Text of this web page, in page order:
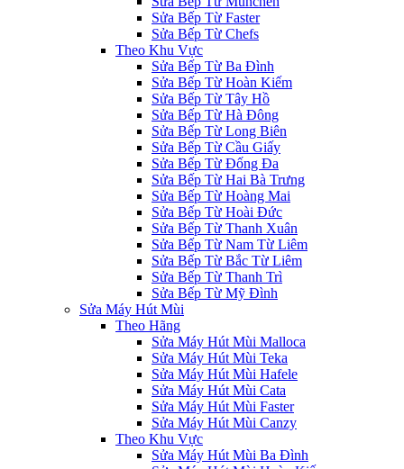
Sửa Bếp Từ Faster
Sửa Bếp Từ Chefs
Theo Khu Vực
Sửa Bếp Từ Ba Đình
Sửa Bếp Từ Hoàn Kiếm
Sửa Bếp Từ Tây Hồ
Sửa Bếp Từ Hà Đông
Sửa Bếp Từ Long Biên
Sửa Bếp Từ Cầu Giấy
Sửa Bếp Từ Đống Đa
Sửa Bếp Từ Hai Bà Trưng
Sửa Bếp Từ Hoàng Mai
Sửa Bếp Từ Hoài Đức
Sửa Bếp Từ Thanh Xuân
Sửa Bếp Từ Nam Từ Liêm
Sửa Bếp Từ Bắc Từ Liêm
Sửa Bếp Từ Thanh Trì
Sửa Bếp Từ Mỹ Đình
Sửa Máy Hút Mùi
Theo Hãng
Sửa Máy Hút Mùi Malloca
Sửa Máy Hút Mùi Teka
Sửa Máy Hút Mùi Hafele
Sửa Máy Hút Mùi Cata
Sửa Máy Hút Mùi Faster
Sửa Máy Hút Mùi Canzy
Theo Khu Vực
Sửa Máy Hút Mùi Ba Đình